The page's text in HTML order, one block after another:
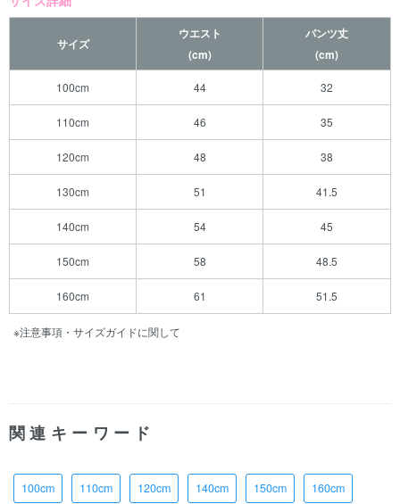
サイズ
ウエスト
(cm)
パンツ丈
(cm)
100cm 44 32
110cm 46 35
120cm 48 38
130cm 51 41.5
140cm 54 45
150cm 58 48.5
160cm 61 51.5
※注意事項・サイズガイドに関して
関連キーワード
100cm 110cm 120cm 140cm 150cm 160cm